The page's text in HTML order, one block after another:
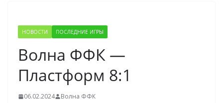
НОВОСТИ ПОСЛЕДНИЕ ИГРЫ
Волна ФФК —
Пластформ 8:1
06.02.2024 Волна ФФК